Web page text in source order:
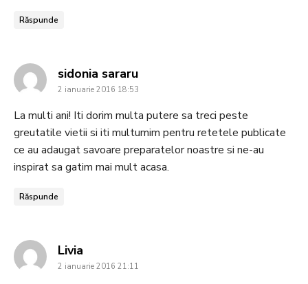
Răspunde
sidonia sararusays:
2 ianuarie 2016 18:53
La multi ani! Iti dorim multa putere sa treci peste
greutatile vietii si iti multumim pentru retetele publicate
ce au adaugat savoare preparatelor noastre si ne-au
inspirat sa gatim mai mult acasa.
Răspunde
Livia
2 ianuarie 2016 21:11